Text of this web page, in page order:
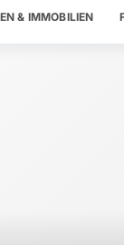
& IMMOBILIEN